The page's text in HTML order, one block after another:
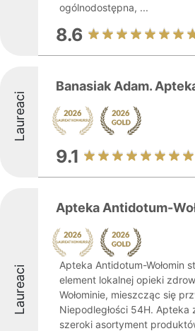
ogólnodostępna, ...
8.6
Laureaci
Banasiak Adam.
9.1
Laureaci
Apteka Antidotum-
Apteka Antidotum-Wołomin
element lokalnej opieki
Wołominie, mieszcząc się
Niepodległości 54H. Apteka
szeroki asortyment